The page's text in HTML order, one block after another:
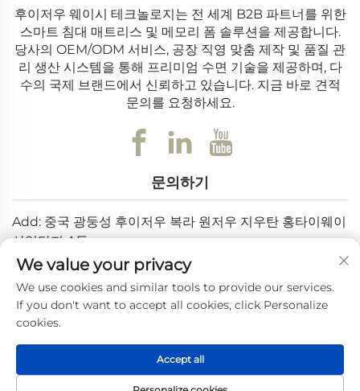
후이저우 웨이시 테크놀로지는 전 세계 B2B 파트너를 위한
스마트 침대 매트리스 및 메모리 폼 솔루션을 제공합니다.
당사의 OEM/ODM 서비스, 공장 직영 맞춤 제작 및 품질 관
리 생산 시스템을 통해 프리미엄 수면 기술을 제공하며, 다
수의 국제 브랜드에서 신뢰하고 있습니다. 지금 바로 견적
문의를 요청하세요.
문의하기
Add: 중국 광둥성 후이저우 복라 원저우 지우탄 홍타이웨이
산업단지 A동
이메일:[email protected]
전화번호:+86-0752-6688646
Copyright © 2025 Huizhou Weishi Technology Co., Ltd. 판권
개인정보 처리방침
We value your privacy
We use cookies and similar tools to provide our services.
If you don't want to accept all cookies, click Personalize
cookies.
Accept all